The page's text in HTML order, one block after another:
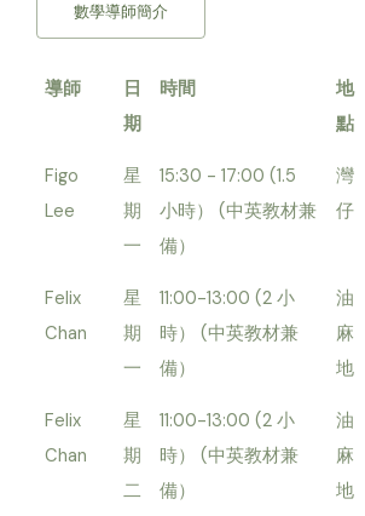
數學導師簡介
導師
日
期
時間
地
點
Figo
Lee
星
期
一
15:30 - 17:00 (1.5
小時） (中英教材兼
備）
灣
仔
Felix
Chan
星
期
一
11:00-13:00 (2 小
時） (中英教材兼
備）
油
麻
地
Felix
Chan
星
期
二
11:00-13:00 (2 小
時） (中英教材兼
備）
油
麻
地